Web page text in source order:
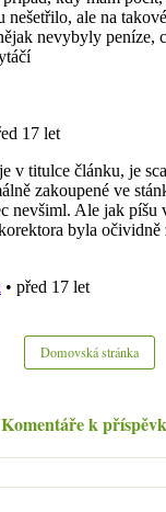
Domovská stránka
Komentáře k